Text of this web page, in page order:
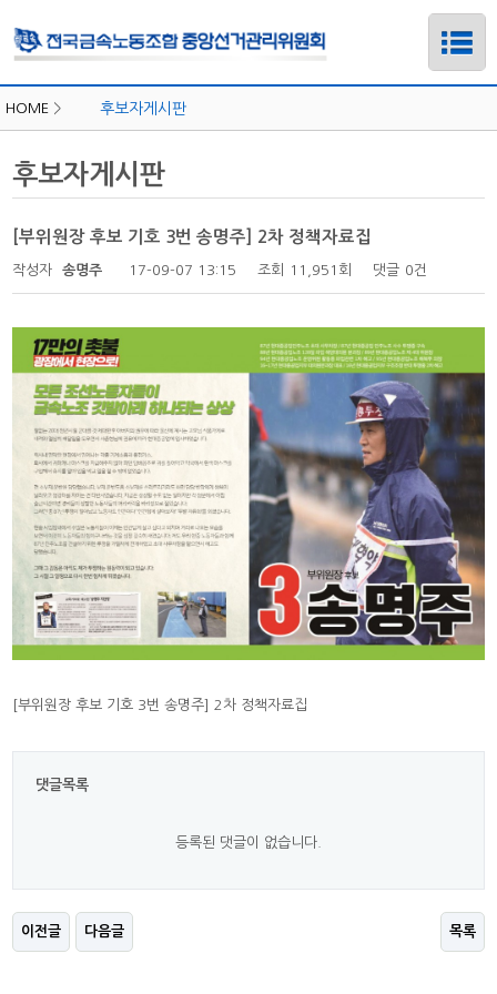
HOME > 후보자게시판
후보자게시판
[부위원장 후보 기호 3번 송명주] 2차 정책자료집
작성자 송명주 17-09-07 13:15 조회 11,951회 댓글 0건
[부위원장 후보 기호 3번 송명주] 2차 정책자료집
댓글목록
등록된 댓글이 없습니다.
이전글 다음글 목록